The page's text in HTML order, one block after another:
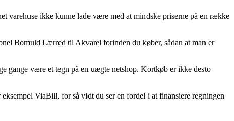
varehuse ikke kunne lade være med at mindske priserne på en række
Bomuld Lærred til Akvarel forinden du køber, sådan at man er
gange være et tegn på en uægte netshop. Kortkøb er ikke desto
ViaBill, for så vidt du ser en fordel i at finansiere regningen